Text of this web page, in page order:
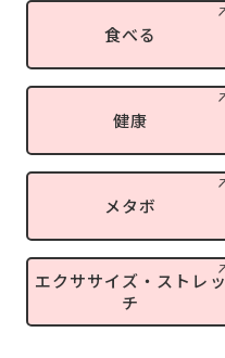
食べる
健康
メタボ
エクササイズ・ストレッ
チ